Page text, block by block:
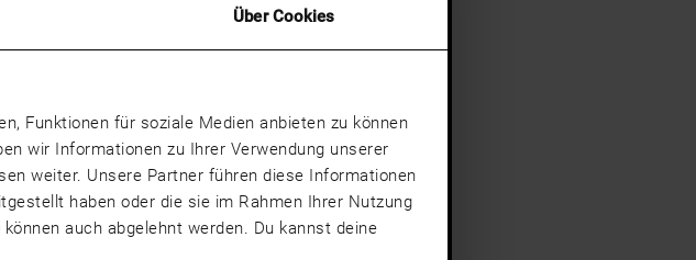
Über Cookies
Funktionen für soziale Medien anbieten zu können
wir Informationen zu Ihrer Verwendung unserer
weiter. Unsere Partner führen diese Informationen
haben oder die sie im Rahmen Ihrer Nutzung
können auch abgelehnt werden. Du kannst deine